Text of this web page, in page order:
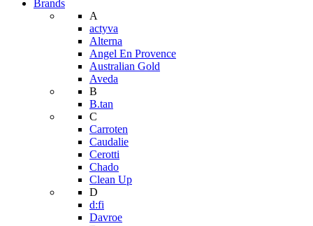
Brands
A
actyva
Alterna
Angel En Provence
Australian Gold
Aveda
B
B.tan
C
Carroten
Caudalie
Cerotti
Chado
Clean Up
D
d:fi
Davroe